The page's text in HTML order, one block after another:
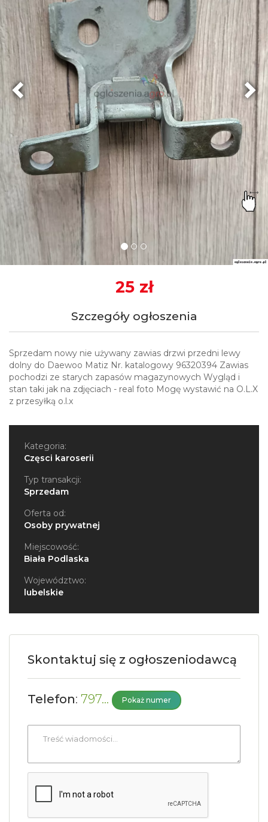
25 zł
Szczegóły ogłoszenia
Sprzedam nowy nie używany zawias drzwi przedni lewy
dolny do Daewoo Matiz Nr. katalogowy 96320394 Zawias
pochodzi ze starych zapasów magazynowych Wygląd i
stan taki jak na zdjęciach - real foto Mogę wystawić na O.L.X
z przesyłką o.l.x
Kategoria:
Częsci karoserii
Typ transakcji:
Sprzedam
Oferta od:
Osoby prywatnej
Miejscowość:
Biała Podlaska
Województwo:
lubelskie
Skontaktuj się z ogłoszeniodawcą
Telefon: 797... Pokaż numer
wiadomości